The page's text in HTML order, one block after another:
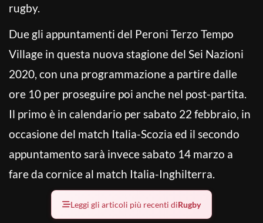
rugby.
Due gli appuntamenti del Peroni Terzo Tempo
Village in questa nuova stagione del Sei Nazioni
2020, con una programmazione a partire dalle
ore 10 per proseguire poi anche nel post-partita.
Il primo è in calendario per sabato 22 febbraio, in
occasione del match Italia-Scozia ed il secondo
appuntamento sarà invece sabato 14 marzo a
fare da cornice al match Italia-Inghilterra.
Leggi gli articoli più recenti diRugby